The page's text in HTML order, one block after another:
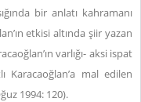
bir anlatı kahramanı
etkisi altında şiir yazan
varlığı- aksi ispat
mal edilen
1994: 120).